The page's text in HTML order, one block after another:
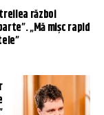
război
„Mă mişc rapid